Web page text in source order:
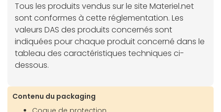
Tous les produits vendus sur le site Materiel.net
sont conformes à cette réglementation. Les
valeurs DAS des produits concernés sont
indiquées pour chaque produit concerné dans le
tableau des caractéristiques techniques ci-
dessous.
Contenu du packaging